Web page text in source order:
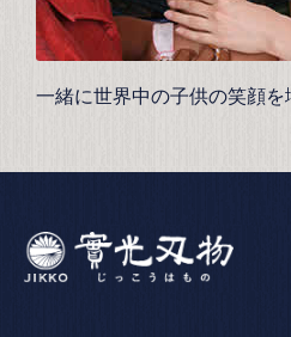
一緒に世界中の子供の笑顔を